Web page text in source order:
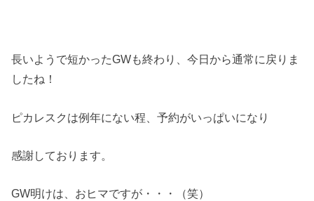
長いようで短かったGWも終わり、今日から通常に戻りま
したね！
ピカレスクは例年にない程、予約がいっぱいになり
感謝しております。
GW明けは、おヒマですが・・・（笑）